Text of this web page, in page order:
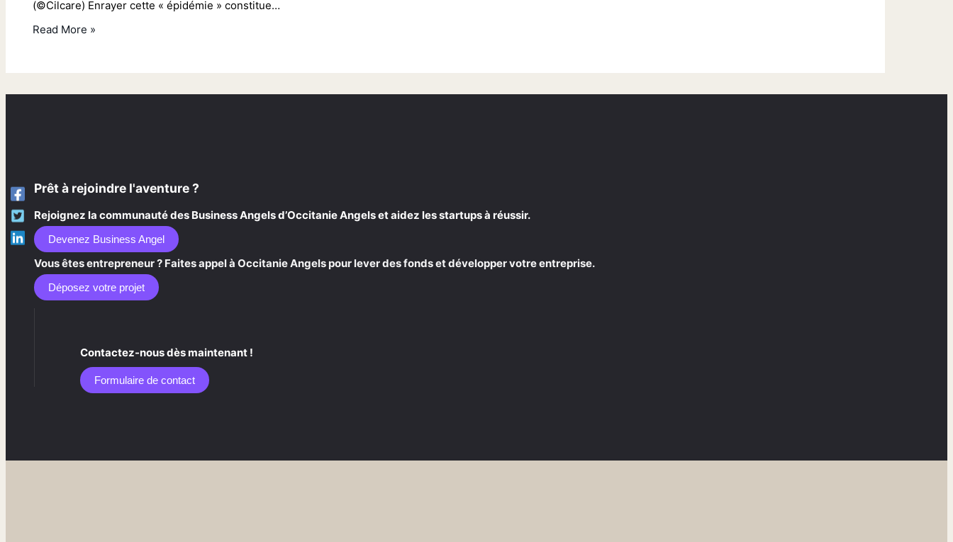
(©Cilcare) Enrayer cette « épidémie » constitue…
Read More »
Prêt à rejoindre l'aventure ?
Rejoignez la communauté des Business Angels d’Occitanie Angels et aidez les startups à réussir.
Devenez Business Angel
Vous êtes entrepreneur ? Faites appel à Occitanie Angels pour lever des fonds et développer votre entreprise.
Déposez votre projet
Contactez-nous dès maintenant !
Formulaire de contact​